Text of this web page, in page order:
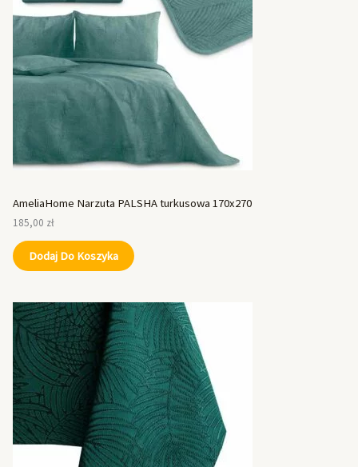
AmeliaHome Narzuta PALSHA turkusowa 170x270
185,00 zł
Dodaj Do Koszyka